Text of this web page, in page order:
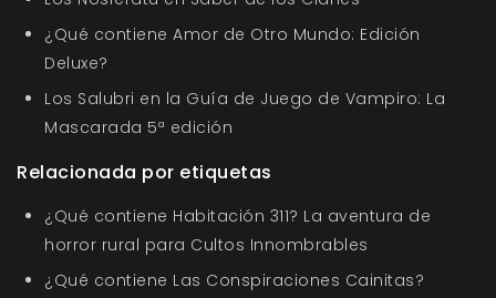
¿Qué contiene Amor de Otro Mundo: Edición
Deluxe?
Los Salubri en la Guía de Juego de Vampiro: La
Mascarada 5ª edición
Relacionada por etiquetas
¿Qué contiene Habitación 311? La aventura de
horror rural para Cultos Innombrables
¿Qué contiene Las Conspiraciones Cainitas?